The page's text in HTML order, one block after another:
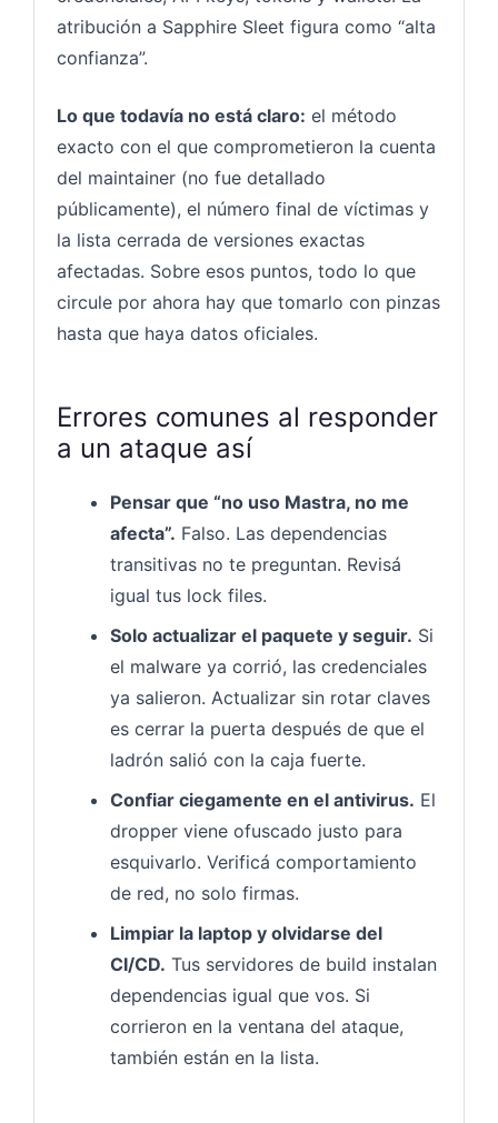
atribución a Sapphire Sleet figura como “alta
confianza”.
Lo que todavía no está claro: el método
exacto con el que comprometieron la cuenta
del maintainer (no fue detallado
públicamente), el número final de víctimas y
la lista cerrada de versiones exactas
afectadas. Sobre esos puntos, todo lo que
circule por ahora hay que tomarlo con pinzas
hasta que haya datos oficiales.
Errores comunes al responder
a un ataque así
Pensar que “no uso Mastra, no me
afecta”. Falso. Las dependencias
transitivas no te preguntan. Revisá
igual tus lock files.
Solo actualizar el paquete y seguir. Si
el malware ya corrió, las credenciales
ya salieron. Actualizar sin rotar claves
es cerrar la puerta después de que el
ladrón salió con la caja fuerte.
Confiar ciegamente en el antivirus. El
dropper viene ofuscado justo para
esquivarlo. Verificá comportamiento
de red, no solo firmas.
Limpiar la laptop y olvidarse del
CI/CD. Tus servidores de build instalan
dependencias igual que vos. Si
corrieron en la ventana del ataque,
también están en la lista.